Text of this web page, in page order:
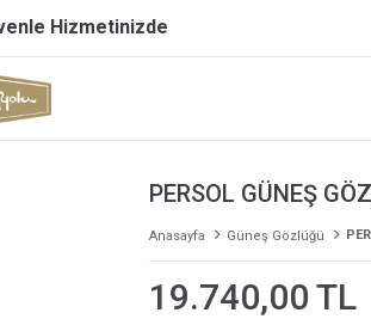
Hizmetinizde
PERSOL GÜNEŞ
Anasayfa Güneş Gözlüğü
19.740,00 TL